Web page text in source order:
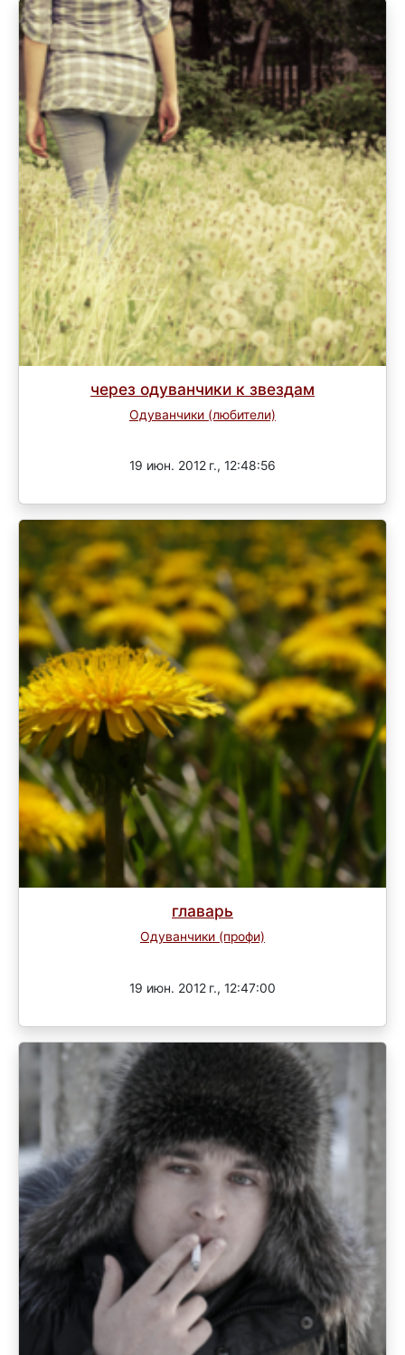
через одуванчики к звездам
Одуванчики (любители)
19 июн. 2012 г., 12:48:56
главарь
Одуванчики (профи)
19 июн. 2012 г., 12:47:00